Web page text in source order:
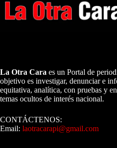
La Otra Cara es un Portal de
objetivo es investigar, denunciar e
equitativa, analítica, con pruebas y
temas ocultos de interés nacional.
CONTÁCTENOS:
Email: laotracarapi@gmail.com